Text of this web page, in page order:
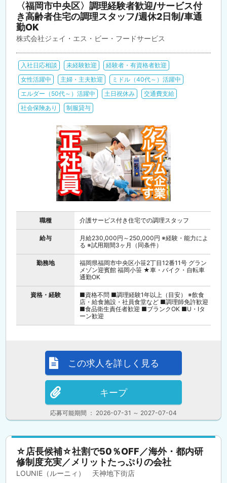
〈福岡市中央区〉調理経験者歓迎/サービス付
き高齢者住宅の調理スタッフ/週休2日制/車通
勤OK
株式会社ジェイ・エス・ビー・フードサービス
入社日応相談 未経験歓迎
経験者・有資格者歓迎
女性活躍中
主婦・主夫歓迎
ミドル（40代～）活躍中
エルダー（50代～）活躍中
土日祝休み
交通費支給
社会保険あり
制服貸与
職種 介護サービス付き住宅での調理スタッフ
給与
月給230,000円～250,000円 ※経験・能力によ
る ※試用期間3ヶ月（同条件）
勤務地
福岡県福岡市中央区小笹2丁目12番11号 グラン
メゾン迎賓館 福岡小笹 ★車・バイク・自転車
通勤OK
資格・経験
■資格不問 ■調理経験1年以上（目安） ※飲食
店・給食施設・社員食堂など ■調理師免許歓迎
■食品衛生責任者歓迎 ■ブランクOK ■U・Iタ
ーン歓迎
応募可能期間 ： 2026-07-31 ～ 2027-07-04
この求人を詳しく見る
キープ
☆店長候補☆社割で50％OFF／海外・都内研
修制度充実／メリットたっぷりの会社
LOUNIE（ルーニィ） 天神地下街店